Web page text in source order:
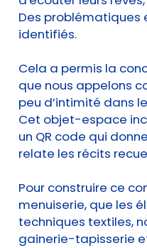
Des problématiques
identifiés.
Cela a permis la
que nous appelons
peu d’intimité dans
Cet objet-espace
un QR code qui
relate les récits
Pour construire ce
menuiserie, que les
techniques textiles,
gainerie-tapisserie